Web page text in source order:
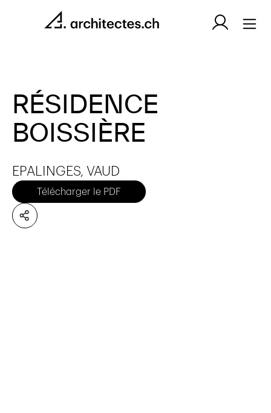
RÉSIDENCE
BOISSIÈRE
EPALINGES, VAUD
Télécharger le PDF